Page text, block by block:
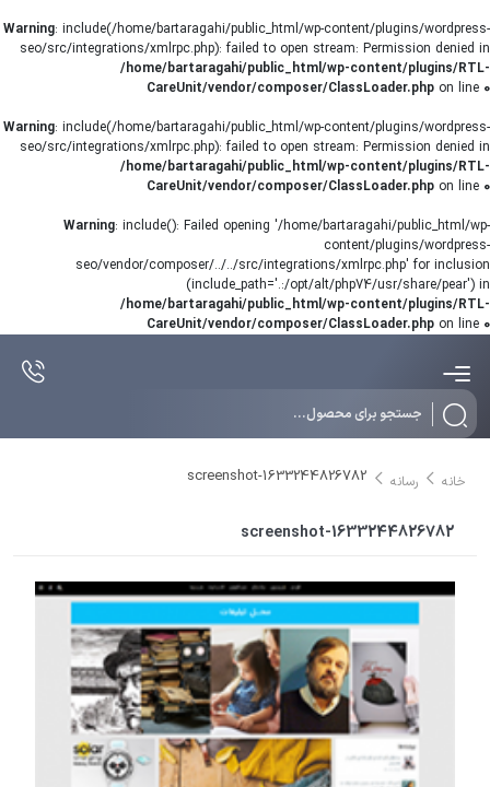
Warning: include(/home/bartaragahi/public_html/wp-content/plugins/wordpress-
seo/src/integrations/xmlrpc.php): failed to open stream: Permission denied in
/home/bartaragahi/public_html/wp-content/plugins/RTL-
CareUnit/vendor/composer/ClassLoader.php on line 0
Warning: include(/home/bartaragahi/public_html/wp-content/plugins/wordpress-
seo/src/integrations/xmlrpc.php): failed to open stream: Permission denied in
/home/bartaragahi/public_html/wp-content/plugins/RTL-
CareUnit/vendor/composer/ClassLoader.php on line 0
Warning: include(): Failed opening '/home/bartaragahi/public_html/wp-
content/plugins/wordpress-
seo/vendor/composer/../../src/integrations/xmlrpc.php' for inclusion
(include_path='.:/opt/alt/php74/usr/share/pear') in
/home/bartaragahi/public_html/wp-content/plugins/RTL-
CareUnit/vendor/composer/ClassLoader.php on line 0
خانه رسانه screenshot-1633244826782
screenshot-1633244826782